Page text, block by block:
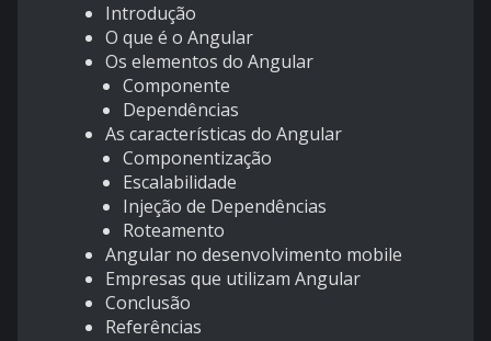
Introdução
O que é o Angular
Os elementos do Angular
Componente
Dependências
As características do Angular
Componentização
Escalabilidade
Injeção de Dependências
Roteamento
Angular no desenvolvimento mobile
Empresas que utilizam Angular
Conclusão
Referências